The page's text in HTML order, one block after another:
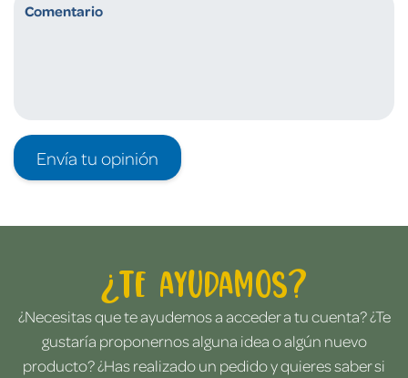
Envía tu opinión
¿Te ayudamos?
¿Necesitas que te ayudemos a acceder a tu cuenta? ¿Te
gustaría proponernos alguna idea o algún nuevo
producto? ¿Has realizado un pedido y quieres saber si